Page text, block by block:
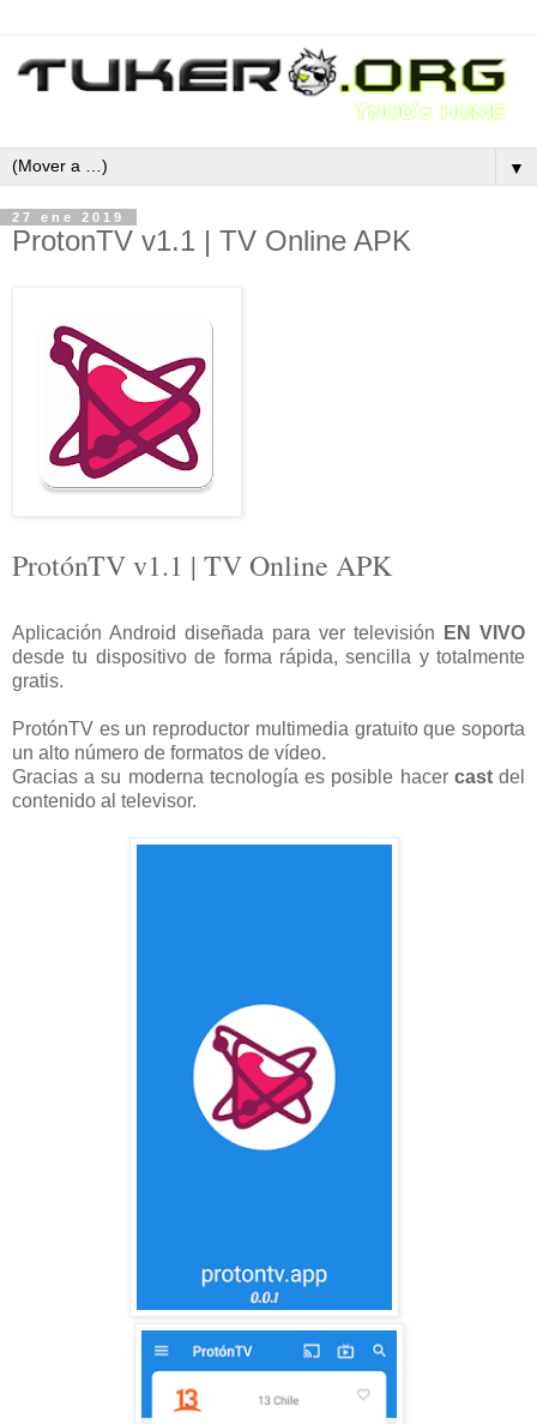
▼
27 ene 2019
ProtonTV v1.1 | TV Online APK
ProtónTV v1.1 | TV Online APK
Aplicación Android diseñada para ver televisión
EN VIVO
desde tu dispositivo de forma rápida, sencilla y totalmente
gratis.
ProtónTV es un reproductor multimedia gratuito que soporta
un alto número de formatos de vídeo.
Gracias a su moderna tecnología es posible hacer castdel
contenido al televisor.